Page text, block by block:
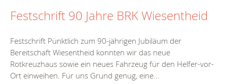
Festschrift 90 Jahre BRK Wiesentheid
Festschrift Pünktlich zum 90-jährigen Jubiläum der
Bereitschaft Wiesentheid konnten wir das neue
Rotkreuzhaus sowie ein neues Fahrzeug für den Helfer-vor-
Ort einweihen. Für uns Grund genug, eine...